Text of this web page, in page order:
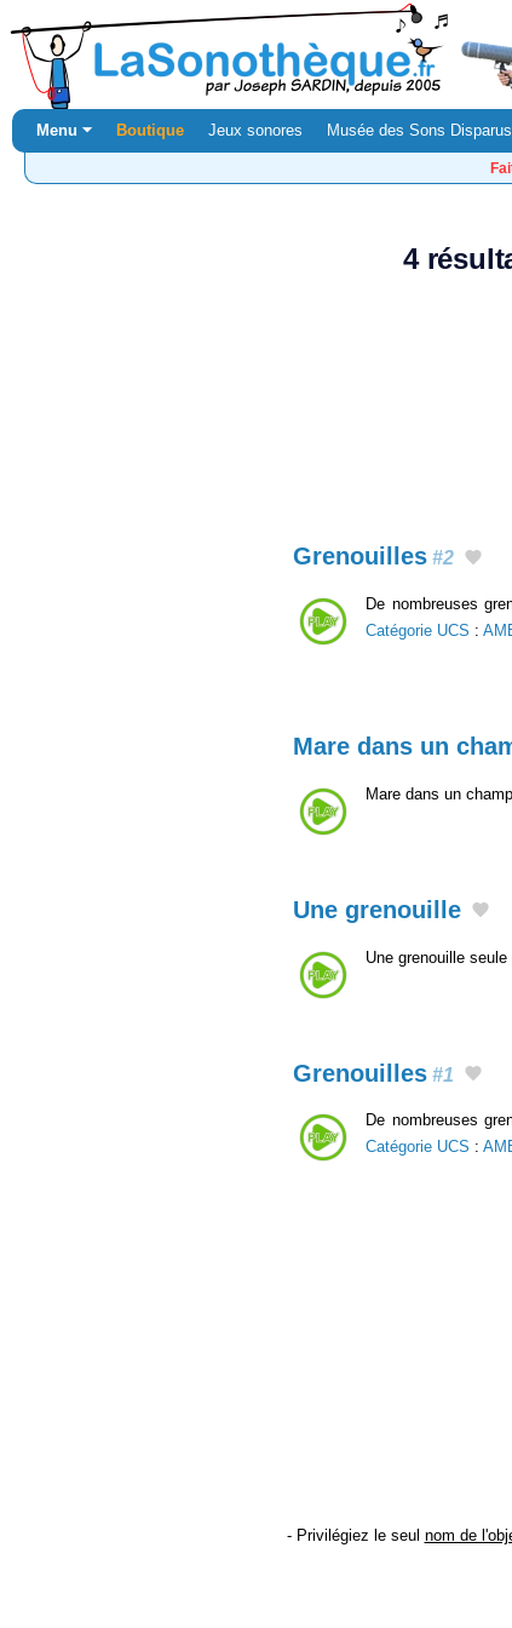
Menu ⏷ Boutique Jeux sonores Musée des Sons Disparus
4
Grenouilles #2
De nombreuses
Catégorie UCS :
Mare dans un
Mare dans un
Une grenouille
Une grenouille
Grenouilles #1
De nombreuses
Catégorie UCS :
- Privilégiez le seul nom de